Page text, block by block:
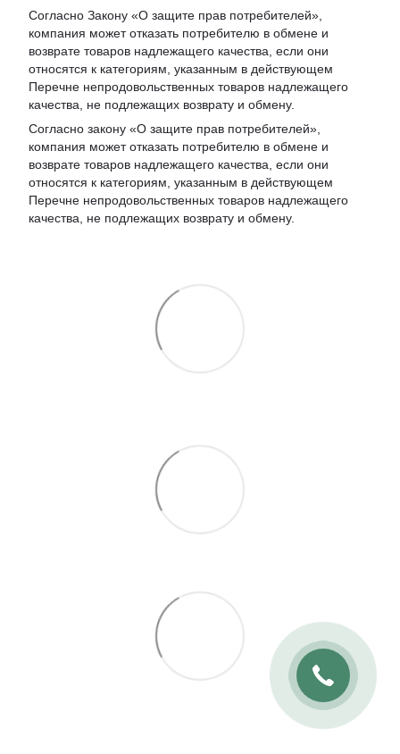
Согласно Закону «О защите прав потребителей»,
компания может отказать потребителю в обмене и
возврате товаров надлежащего качества, если они
относятся к категориям, указанным в действующем
Перечне непродовольственных товаров надлежащего
качества, не подлежащих возврату и обмену.
Согласно закону «О защите прав потребителей»,
компания может отказать потребителю в обмене и
возврате товаров надлежащего качества, если они
относятся к категориям, указанным в действующем
Перечне непродовольственных товаров надлежащего
качества, не подлежащих возврату и обмену.